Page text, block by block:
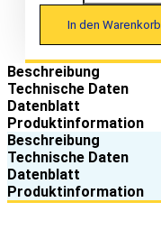
In den Warenkorb
Beschreibung
Technische Daten
Datenblatt
Produktinformation
Beschreibung
Technische Daten
Datenblatt
Produktinformation